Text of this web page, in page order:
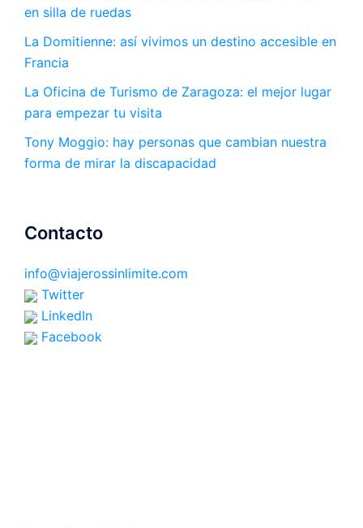
en silla de ruedas
La Domitienne: así vivimos un destino accesible en
Francia
La Oficina de Turismo de Zaragoza: el mejor lugar
para empezar tu visita
Tony Moggio: hay personas que cambian nuestra
forma de mirar la discapacidad
Contacto
info@viajerossinlimite.com
Twitter
LinkedIn
Facebook